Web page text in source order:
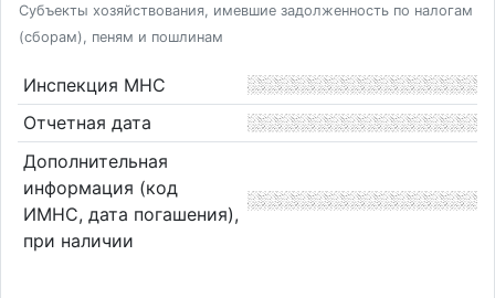
Субъекты хозяйствования, имевшие задолженность по налогам
(сборам), пеням и пошлинам
Инспекция МНС
Отчетная дата
Дополнительная
информация (код
ИМНС, дата погашения),
при наличии